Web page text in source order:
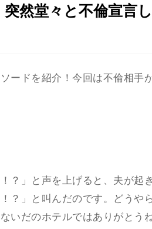
然堂々と不倫宣言
ードを紹介！今回は不倫相手
？」と声を上げると、夫が起
？」と叫んだのです。どうや
いだのホテルではありがと